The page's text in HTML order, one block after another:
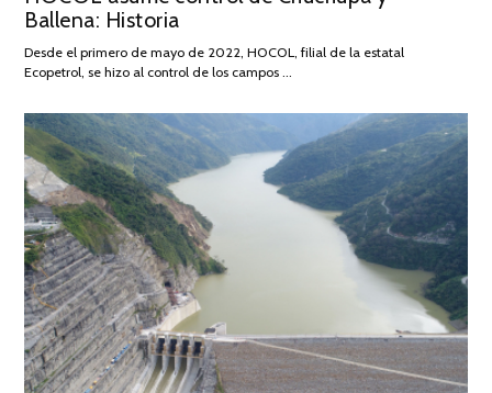
2026
Ballena: Historia
Desde el primero de mayo de 2022, HOCOL, filial de la estatal
Ecopetrol, se hizo al control de los campos …